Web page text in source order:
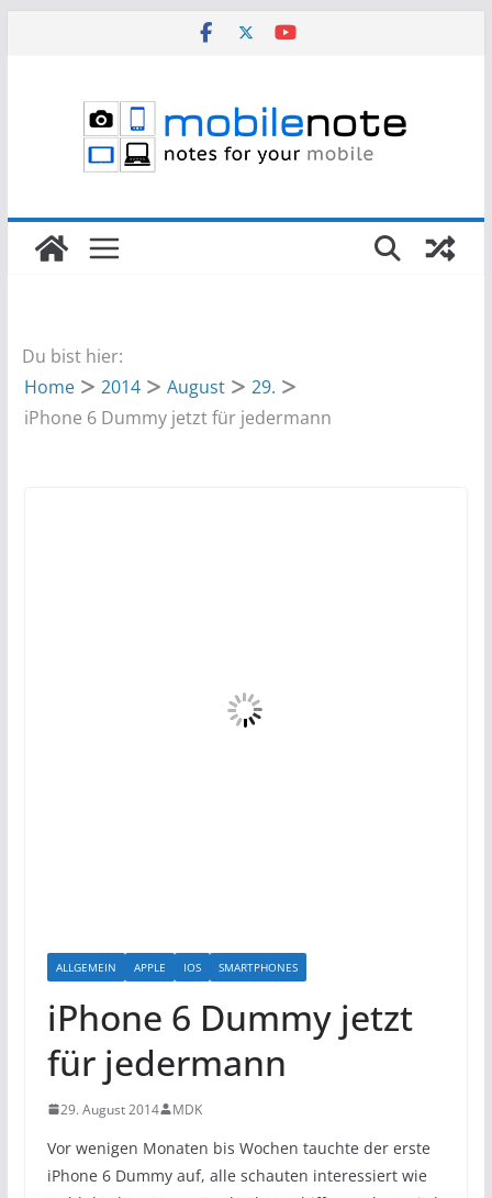
Du bist hier:
Home
2014 August
29.
iPhone 6 Dummy jetzt für jedermann
ALLGEMEIN APPLE IOS SMARTPHONES
iPhone 6 Dummy jetzt
für jedermann
29. August 2014 MDK
Vor wenigen Monaten bis Wochen tauchte der erste
iPhone 6 Dummy auf, alle schauten interessiert wie